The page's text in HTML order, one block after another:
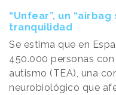
“Unfear”, un
tranquilidad
Se estima que en
450.000 personas
autismo (TEA), una
neurobiológico que